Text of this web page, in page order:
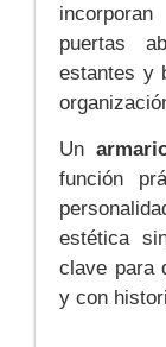
puertas
estantes y
Un
función
estética
clave para
y con